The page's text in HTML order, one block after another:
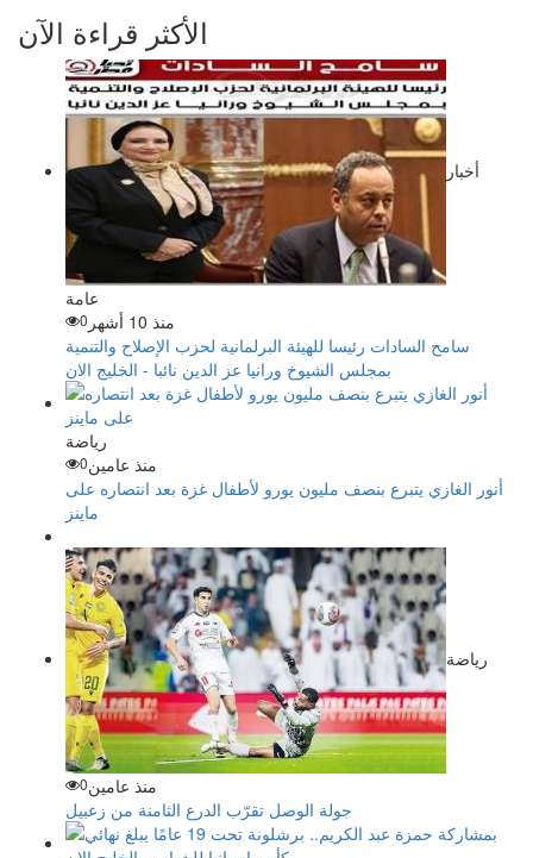
الأكثر قراءة الآن
أخبار
عامة
منذ 10 أشهر
0
سامح السادات رئيسا للهيئة البرلمانية لحزب الإصلاح والتنمية
بمجلس الشيوخ ورانيا عز الدين نائبا - الخليج الان
رياضة
منذ عامين0
أنور الغازي يتبرع بنصف مليون يورو لأطفال غزة بعد انتصاره على
ماينز
رياضة
منذ عامين0
جولة الوصل تقرّب الدرع الثامنة من زعبيل